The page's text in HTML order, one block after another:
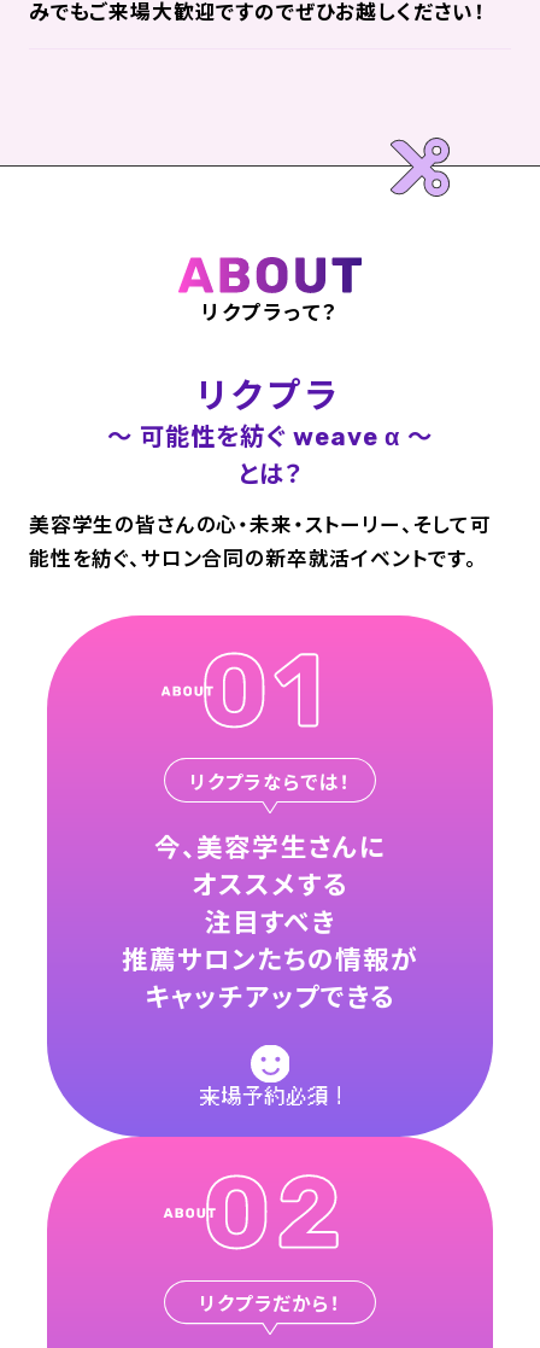
みでもご来場大歓迎ですのでぜひお越しください！
リクプラって？
リクプラ
〜 可能性を紡ぐ weave α 〜
とは？
美容学生の皆さんの心・未来・ストーリー、そして可
能性を紡ぐ、サロン合同の新卒就活イベントです。
リクプラならでは！
今、美容学生さんに
オススメする
注目すべき
推薦サロンたちの情報が
キャッチアップできる
リクプラだから！